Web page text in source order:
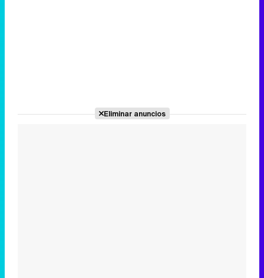
Eliminar anuncios